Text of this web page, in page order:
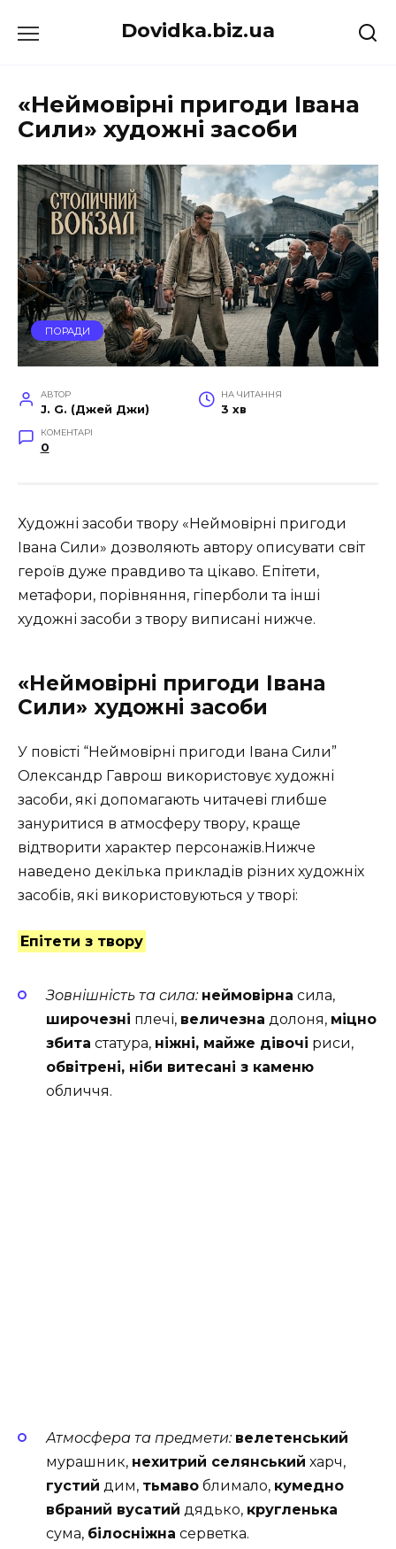
до
Dovidka.biz.ua
«Неймовірні пригоди Івана
Сили» художні засоби
ПОРАДИ
АВТОР
J. G. (Джей Джи)
НА ЧИТАННЯ
3 хв
КОМЕНТАРІ
0
Художні засоби твору «Неймовірні пригоди
Івана Сили» дозволяють автору описувати світ
героїв дуже правдиво та цікаво. Епітети,
метафори, порівняння, гіперболи та інші
художні засоби з твору виписані нижче.
«Неймовірні пригоди Івана
Сили» художні засоби
У повісті “Неймовірні пригоди Івана Сили”
Олександр Гаврош використовує художні
засоби, які допомагають читачеві глибше
зануритися в атмосферу твору, краще
відтворити характер персонажів.Нижче
наведено декілька прикладів різних художніх
засобів, які використовуються у творі:
Епітети з твору
Зовнішність та сила: неймовірна сила,
широчезні плечі, величезна долоня, міцно
збита статура, ніжні, майже дівочі риси,
обвітрені, ніби витесані з каменю
обличчя.
Атмосфера та предмети: велетенський
мурашник, нехитрий селянський харч,
густий дим, тьмаво блимало, кумедно
вбраний вусатий дядько, кругленька
сума, білосніжна серветка.